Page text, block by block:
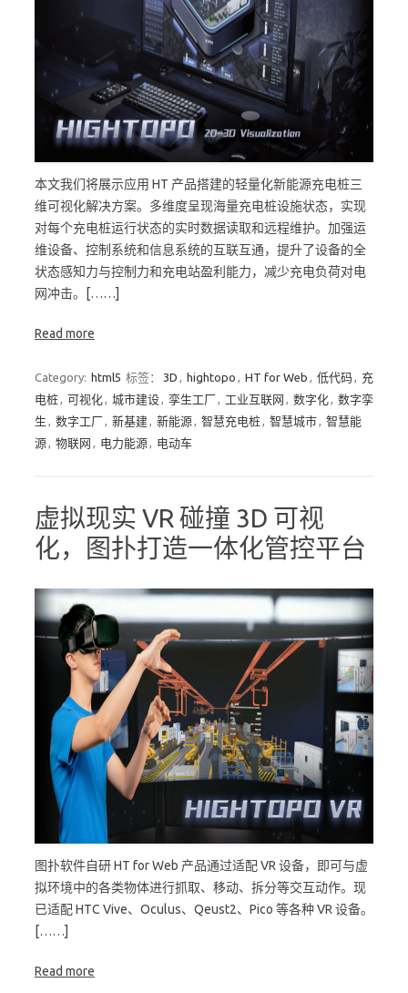
本文我们将展示应用 HT 产品搭建的轻量化新能源充电桩三
维可视化解决方案。多维度呈现海量充电桩设施状态，实现
对每个充电桩运行状态的实时数据读取和远程维护。加强运
维设备、控制系统和信息系统的互联互通，提升了设备的全
状态感知力与控制力和充电站盈利能力，减少充电负荷对电
网冲击。[……]
Read more
Category: html5 标签： 3D , hightopo , HT for Web , 低代码, 充
电桩, 可视化, 城市建设, 孪生工厂, 工业互联网 , 数字化, 数字孪
生 , 数字工厂, 新基建, 新能源, 智慧充电桩, 智慧城市, 智慧能
源, 物联网 , 电力能源, 电动车
虚拟现实 VR 碰撞 3D 可视
化，图扑打造一体化管控平台
图扑软件自研 HT for Web 产品通过适配 VR 设备，即可与虚
拟环境中的各类物体进行抓取、移动、拆分等交互动作。现
已适配 HTC Vive、Oculus、Qeust2、Pico 等各种 VR 设备。
[……]
Read more